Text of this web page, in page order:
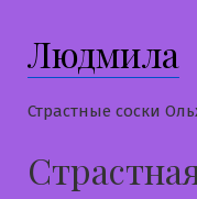
Людмила
Страстные соски